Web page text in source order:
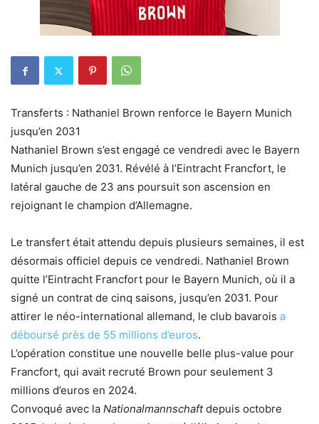
Transferts : Nathaniel Brown renforce le Bayern Munich
jusqu’en 2031
Nathaniel Brown s’est engagé ce vendredi avec le Bayern
Munich jusqu’en 2031. Révélé à l’Eintracht Francfort, le
latéral gauche de 23 ans poursuit son ascension en
rejoignant le champion d’Allemagne.
Le transfert était attendu depuis plusieurs semaines, il est
désormais officiel depuis ce vendredi. Nathaniel Brown
quitte l’Eintracht Francfort pour le Bayern Munich, où il a
signé un contrat de cinq saisons, jusqu’en 2031. Pour
attirer le néo-international allemand, le club bavarois a
déboursé près de 55 millions d’euros.
L’opération constitue une nouvelle belle plus-value pour
Francfort, qui avait recruté Brown pour seulement 3
millions d’euros en 2024.
Convoqué avec la Nationalmannschaftdepuis octobre